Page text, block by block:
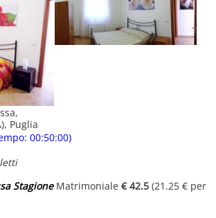
Puglia
00:50:00)
StagioneMatrimoniale € 42.5 (21.25 € per